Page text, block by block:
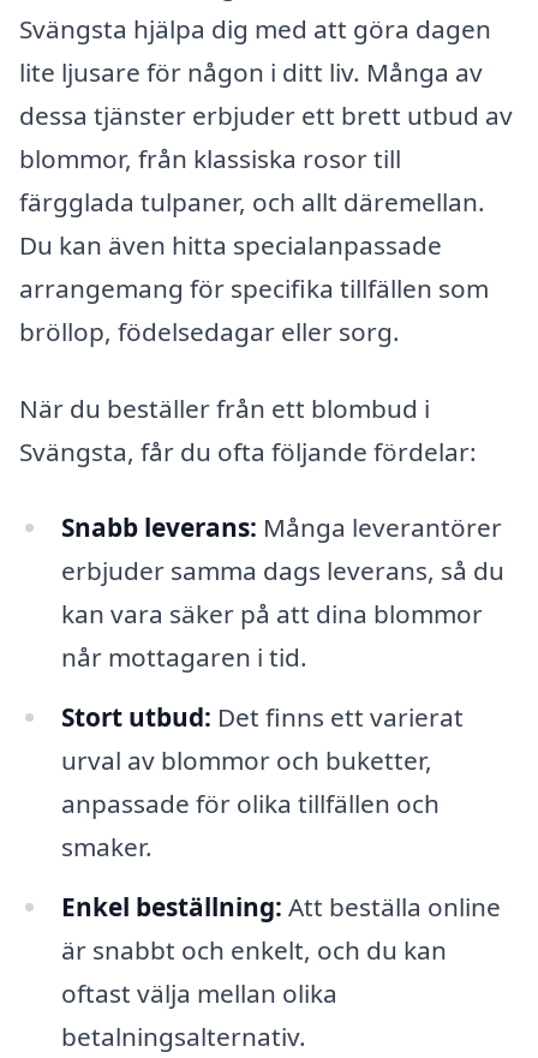
Svängsta hjälpa dig med att göra dagen
lite ljusare för någon i ditt liv. Många av
dessa tjänster erbjuder ett brett utbud av
blommor, från klassiska rosor till
färgglada tulpaner, och allt däremellan.
Du kan även hitta specialanpassade
arrangemang för specifika tillfällen som
bröllop, födelsedagar eller sorg.
När du beställer från ett blombud i
Svängsta, får du ofta följande fördelar:
Snabb leverans: Många leverantörer
erbjuder samma dags leverans, så du
kan vara säker på att dina blommor
når mottagaren i tid.
Stort utbud: Det finns ett varierat
urval av blommor och buketter,
anpassade för olika tillfällen och
smaker.
Enkel beställning: Att beställa online
är snabbt och enkelt, och du kan
oftast välja mellan olika
betalningsalternativ.